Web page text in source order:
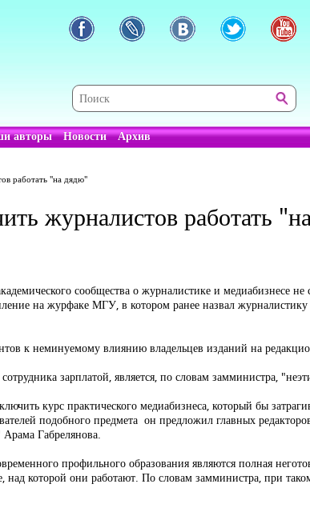
авторы Новости Архив
работать "на дядю"
журналистов работать
сообщества о журналистике и медиабизнесе
на журфаке МГУ, в котором ранее назвал журналистику
к неминуемому влиянию владельцев изданий на
зарплатой, является, по словам замминистра,
курс практического медиабизнеса, который бы
подобного предмета он предложил главных
Габрелянова.
профильного образования являются полная
над которой они работают. По словам замминистра, при